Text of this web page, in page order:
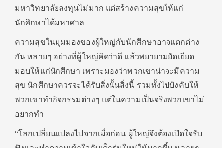
มหาวิทยาลัยลงทุนไม่มาก แต่สร้างความสุขให้แก่
นักศึกษาได้มหาศาล
ความสุขในมุมมองของผู้ใหญ่กับนักศึกษาอาจแตกต่าง
กัน หลายๆ อย่างที่ผู้ใหญ่คิดว่าดี แล้วพยายามยัดเยียด
มอบให้แก่นักศึกษา เพราะมองว่าพวกเขาน่าจะมีความ
สุข นักศึกษาควรจะได้รับสิ่งนั้นสิ่งนี้ รวมทั้งไปบังคับให้
พวกเขาทำกิจกรรมต่างๆ แต่ในความเป็นจริงพวกเขาไม่
อยากทำ
“โลกเปลี่ยนแปลงไปจากเมื่อก่อน ผู้ใหญ่จึงต้องเปิดใจรับ